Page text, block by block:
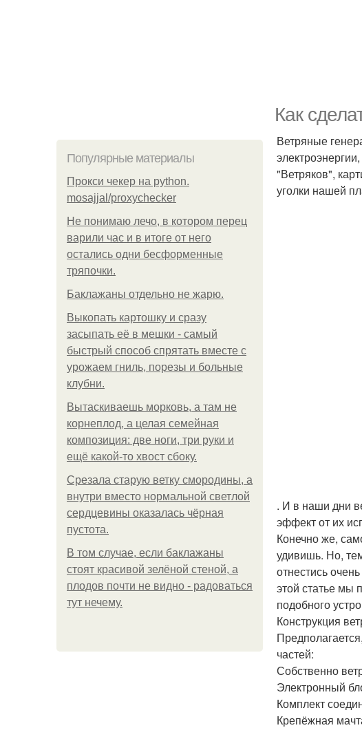
Как
Популярные материалы
Прокси чекер на python.
mosajjal/proxychecker
Не понимаю лечо, в котором перец
варили час и в итоге от него
остались одни бесформенные
тряпочки.
Баклажаны отдельно не жарю.
Выкопать картошку и сразу
засыпать её в мешки - самый
быстрый способ спрятать вместе с
урожаем гниль, порезы и больные
клубни.
Вытаскиваешь морковь, а там не
корнеплод, а целая семейная
композиция: две ноги, три руки и
ещё какой-то хвост сбоку.
Срезала старую ветку смородины, а
внутри вместо нормальной светлой
сердцевины оказалась чёрная
пустота.
В том случае, если баклажаны
стоят красивой зелёной стеной, а
плодов почти не видно - радоваться
тут нечему.
Ветряные
"Ветряков",
уголки нашей
. И в наши дни
эффект от их
Конечно же,
удивишь. Но,
отнестись
этой статье мы
подобного
Конструкция
частей:
Собственно
Электронный
Комплект
Крепёжная